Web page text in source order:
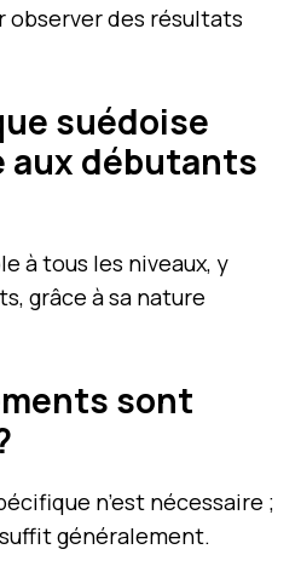
observer des résultats
suédoise
débutants
à tous les niveaux, y
grâce à sa nature
sont
n’est nécessaire ;
généralement.